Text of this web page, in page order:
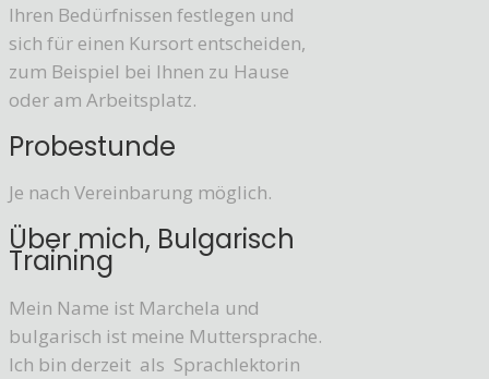
Ihren Bedürfnissen festlegen und
sich für einen Kursort entscheiden,
zum Beispiel bei Ihnen zu Hause
oder am Arbeitsplatz.
Probestunde
Je nach Vereinbarung möglich.
Über mich, Bulgarisch
Training
Mein Name ist Marchela und
bulgarisch ist meine Muttersprache.
Ich bin derzeit als Sprachlektorin